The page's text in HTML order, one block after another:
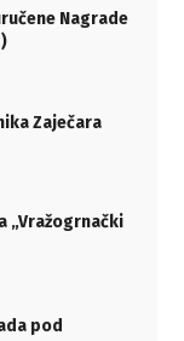
Nagrade
Zaječara
„Vražogrnački
pod